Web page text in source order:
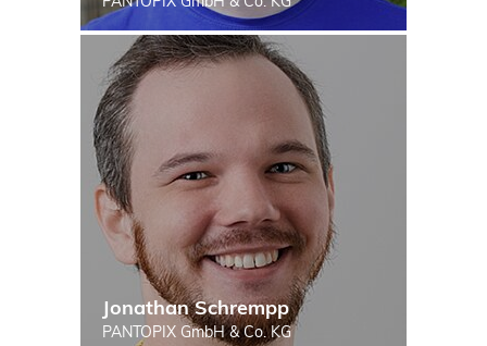
Jonathan Schrempp
PANTOPIX GmbH & Co. KG